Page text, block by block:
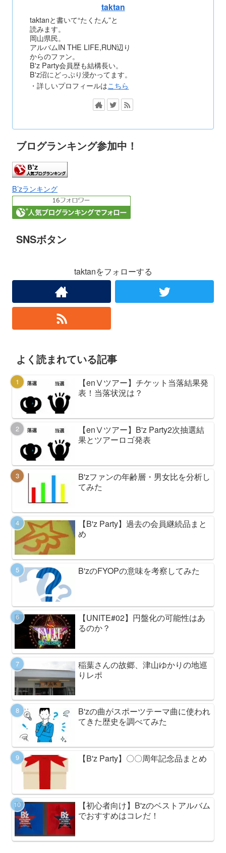
taktan
taktanと書いて“たくたん”と
読みます。
岡山県民。
アルバムIN THE LIFE,RUN辺り
からのファン。
B'z Party会員歴も結構長い。
B'z沼にどっぷり浸かってます。
・詳しいプロフィールはこちら
ブログランキング参加中！
B’zランキング
SNSボタン
taktanをフォローする
よく読まれている記事
【enⅤツアー】チケット当落結果発
表！当落状況は？
【enⅤツアー】B'z Party2次抽選結
果とツアーロゴ発表
B'zファンの年齢層・男女比を分析し
てみた
【B'z Party】過去の会員継続品まと
め
B'zのFYOPの意味を考察してみた
【UNITE#02】円盤化の可能性はあ
るのか？
稲葉さんの故郷、津山ゆかりの地巡
りレポ
B'zの曲がスポーツテーマ曲に使われ
てきた歴史を調べてみた
【B'z Party】〇〇周年記念品まとめ
【初心者向け】B'zのベストアルバム
でおすすめはコレだ！